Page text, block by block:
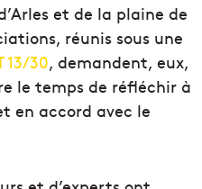
et de la plaine de
réunis sous une
13/30, demandent, eux,
le temps de réfléchir à
en accord avec le